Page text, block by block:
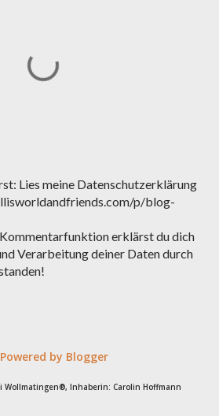
Lies meine Datenschutzerklärung
p/blog-
erklärst du dich
Verarbeitung deiner Daten durch
Powered by Blogger
Wollmatingen®, Inhaberin: Carolin Hoffmann